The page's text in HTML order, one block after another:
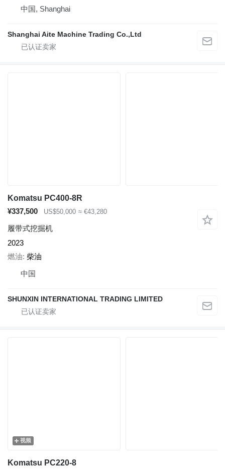
中国, Shanghai
Shanghai Aite Machine Trading Co.,Ltd
Komatsu PC400-8R
¥337,500
US$50,000 ≈ €43,280
履带式挖掘机
2023
燃油 柴油
中国
SHUNXIN INTERNATIONAL TRADING LIMITED
视频
Komatsu PC220-8